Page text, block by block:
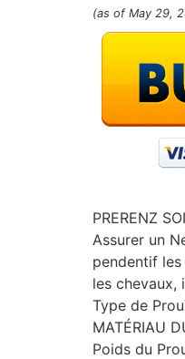
(as of May 29,
PRERENZ
Assurer un
pendentif
les chevaux,
Type de
MATÉRIAU
Poids du